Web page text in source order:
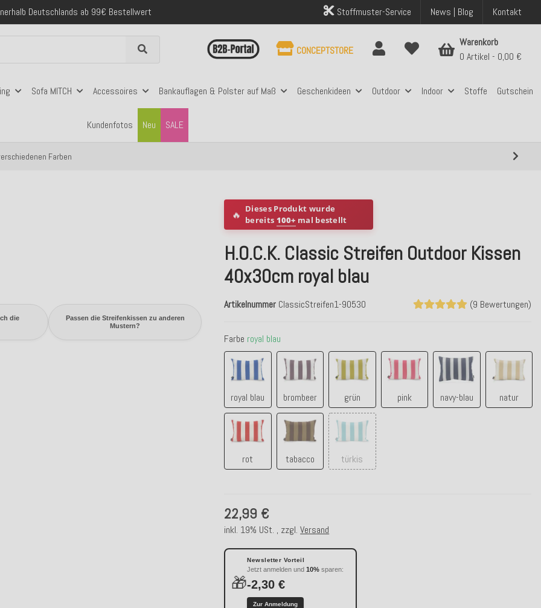
versendete Bestellungen
Klarna, PayPal & Amazon Pay
Stoffmuster-Service News | Blog Kontakt
Sofa MITCH Accessoires Bankauflagen & Polster auf Maß Geschenkideen Outdoor Indoor Stoffe Gutschein
Kundenfotos SALE
Neu
CONCEPTSTORE
Warenkorb
0 Artikel
0,00 €
Farben
die
Passen die Streifenkissen zu anderen
Mustern?
🔥
Dieses Produkt wurde
bereits 100+ mal bestellt
H.O.C.K. Classic Streifen Outdoor Kissen
40x30cm royal blau
(9 Bewertungen)
Artikelnummer ClassicStreifen1-90530
Farbe royal blau
royal blau
royal blau
brombeer
brombeer
grün
grün
pink
pink
navy-blau
navy-blau
natur
natur
rot
rot
tabacco
tabacco
türkis
türkis
22,99 €
inkl. 19% USt. , zzgl.Versand
🎁
Newsletter Vorteil
Jetzt anmelden und10% sparen:
-2,30 €
Zur Anmeldung